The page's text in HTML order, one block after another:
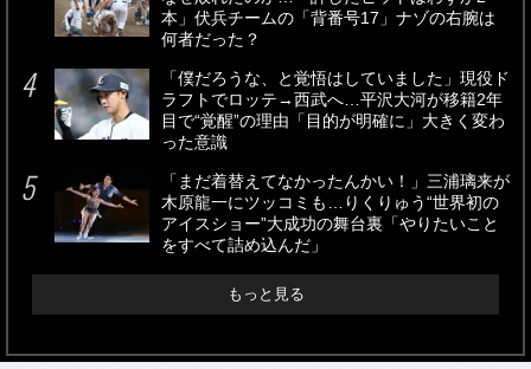
本」伏兵チームの「背番号17」ナゾの右腕は
何者だった？
「僕だろうな、と覚悟はしていました」現役ド
ラフトでロッテ→西武へ…平沢大河が移籍2年
目で“覚醒”の理由「目的が明確に」大きく変わ
った意識
「まだ着替えてなかったんかい！」三浦璃来が
木原龍一にツッコミも…りくりゅう“世界初の
アイスショー”大成功の舞台裏「やりたいこと
をすべて詰め込んだ」
もっと見る